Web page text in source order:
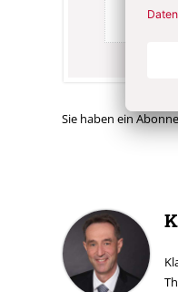
Sie haben ein